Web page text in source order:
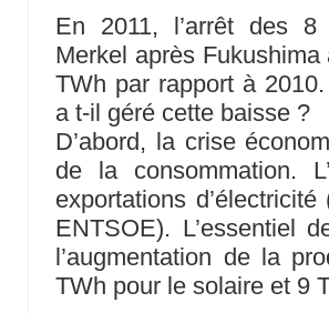
En 2011, l’arrêt des 8
Merkel après
TWh par rapport à
a t-il géré cette baisse ?
D’abord, la crise
de la consommation.
exportations
ENTSOE). L’essentiel
l’augmentation de la
TWh pour le solaire et 9